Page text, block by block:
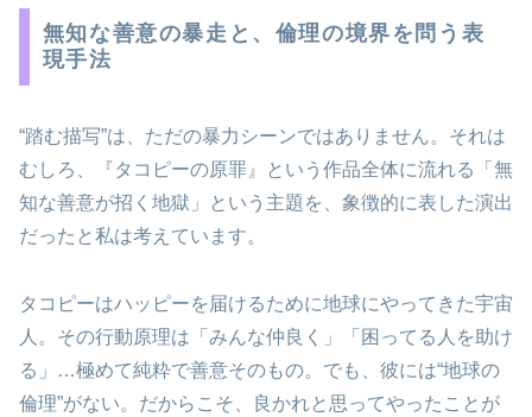
無知な善意の暴走と、倫理の境界を問う表
現手法
“踏む描写”は、ただの暴力シーンではありません。それは
むしろ、『タコピーの原罪』という作品全体に流れる「無
知な善意が招く地獄」という主題を、象徴的に表した演出
だったと私は考えています。
タコピーはハッピーを届けるために地球にやってきた宇宙
人。その行動原理は「みんな仲良く」「困ってる人を助け
る」…極めて純粋で善意そのもの。でも、彼には“地球の
倫理”がない。だからこそ、良かれと思ってやったことが